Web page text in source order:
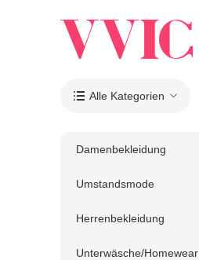
 Alle Kategorien
Damenbekleidung
Umstandsmode
Herrenbekleidung
Unterwäsche/Homewear